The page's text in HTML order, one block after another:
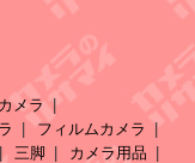
メラ
フィルムカメラ
三脚 カメラ用品